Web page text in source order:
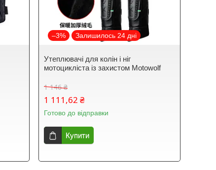
–3% Залишилось 24 дні
Утеплювачі для колін і ніг
мотоцикліста із захистом Motowolf
1 146 ₴
1 111,62 ₴
Готово до відправки
Купити